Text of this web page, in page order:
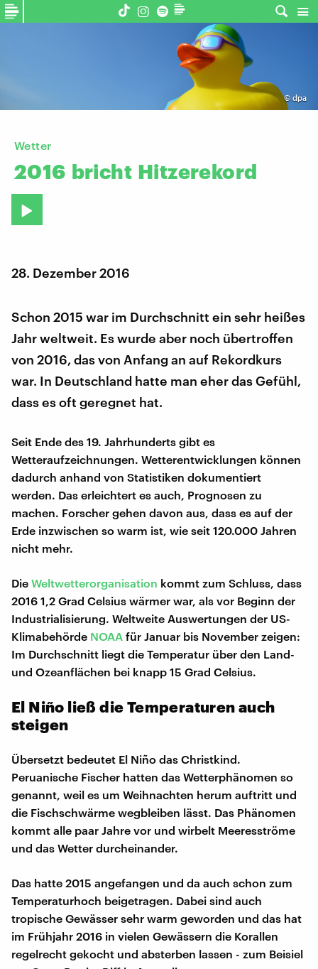
© dpa
Wetter
2016 bricht Hitzerekord
28. Dezember 2016
Schon 2015 war im Durchschnitt ein sehr heißes
Jahr weltweit. Es wurde aber noch übertroffen
von 2016, das von Anfang an auf Rekordkurs
war. In Deutschland hatte man eher das Gefühl,
dass es oft geregnet hat.
Seit Ende des 19. Jahrhunderts gibt es
Wetteraufzeichnungen. Wetterentwicklungen können
dadurch anhand von Statistiken dokumentiert
werden. Das erleichtert es auch, Prognosen zu
machen. Forscher gehen davon aus, dass es auf der
Erde inzwischen so warm ist, wie seit 120.000 Jahren
nicht mehr.
Die Weltwetterorganisation kommt zum Schluss, dass
2016 1,2 Grad Celsius wärmer war, als vor Beginn der
Industrialisierung. Weltweite Auswertungen der US-
Klimabehörde NOAA für Januar bis November zeigen:
Im Durchschnitt liegt die Temperatur über den Land-
und Ozeanflächen bei knapp 15 Grad Celsius.
El Niño ließ die Temperaturen auch
steigen
Übersetzt bedeutet El Niño das Christkind.
Peruanische Fischer hatten das Wetterphänomen so
genannt, weil es um Weihnachten herum auftritt und
die Fischschwärme wegbleiben lässt. Das Phänomen
kommt alle paar Jahre vor und wirbelt Meeresströme
und das Wetter durcheinander.
Das hatte 2015 angefangen und da auch schon zum
Temperaturhoch beigetragen. Dabei sind auch
tropische Gewässer sehr warm geworden und das hat
im Frühjahr 2016 in vielen Gewässern die Korallen
regelrecht gekocht und absterben lassen - zum Beisiel